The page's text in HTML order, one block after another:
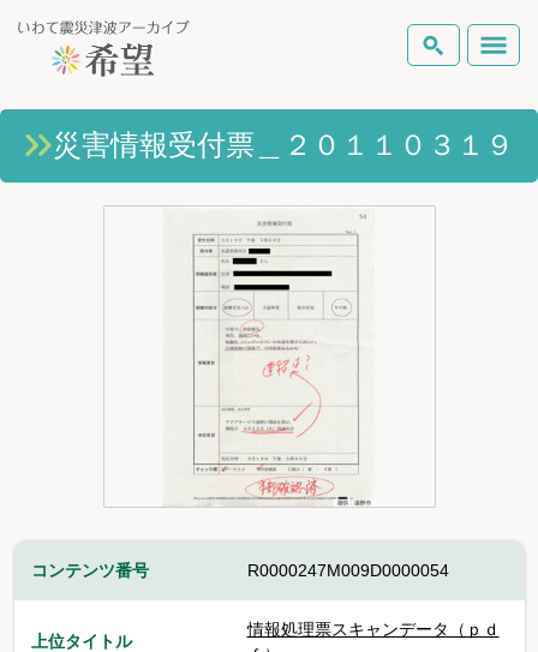
いわて震災津波アーカイブとは 検索
地図から探す
災害情報受付票＿２０１１０３１９
コンテンツ番号 R0000247M009D0000054
上位タイトル
情報処理票スキャンデータ（ｐｄ